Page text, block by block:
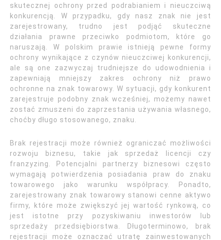
skutecznej ochrony przed podrabianiem i nieuczciwą
konkurencją. W przypadku, gdy nasz znak nie jest
zarejestrowany, trudno jest podjąć skuteczne
działania prawne przeciwko podmiotom, które go
naruszają. W polskim prawie istnieją pewne formy
ochrony wynikające z czynów nieuczciwej konkurencji,
ale są one zazwyczaj trudniejsze do udowodnienia i
zapewniają mniejszy zakres ochrony niż prawo
ochronne na znak towarowy. W sytuacji, gdy konkurent
zarejestruje podobny znak wcześniej, możemy nawet
zostać zmuszeni do zaprzestania używania własnego,
choćby długo stosowanego, znaku.
Brak rejestracji może również ograniczać możliwości
rozwoju biznesu, takie jak sprzedaż licencji czy
franzyzing. Potencjalni partnerzy biznesowi często
wymagają potwierdzenia posiadania praw do znaku
towarowego jako warunku współpracy. Ponadto,
zarejestrowany znak towarowy stanowi cenne aktywo
firmy, które może zwiększyć jej wartość rynkową, co
jest istotne przy pozyskiwaniu inwestorów lub
sprzedaży przedsiębiorstwa. Długoterminowo, brak
rejestracji może oznaczać utratę zainwestowanych